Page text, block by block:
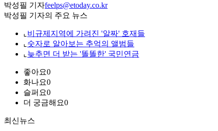
박성필 기자feelps@etoday.co.kr
박성필 기자의 주요 뉴스
⌞ 비규제지역에 가려진 '알짜' 호재들
⌞ 숫자로 알아보는 추억의 앨범들
⌞ 늦추면 더 받는 '똘똘한' 국민연금
좋아요0
화나요0
슬퍼요0
더 궁금해요0
최신뉴스